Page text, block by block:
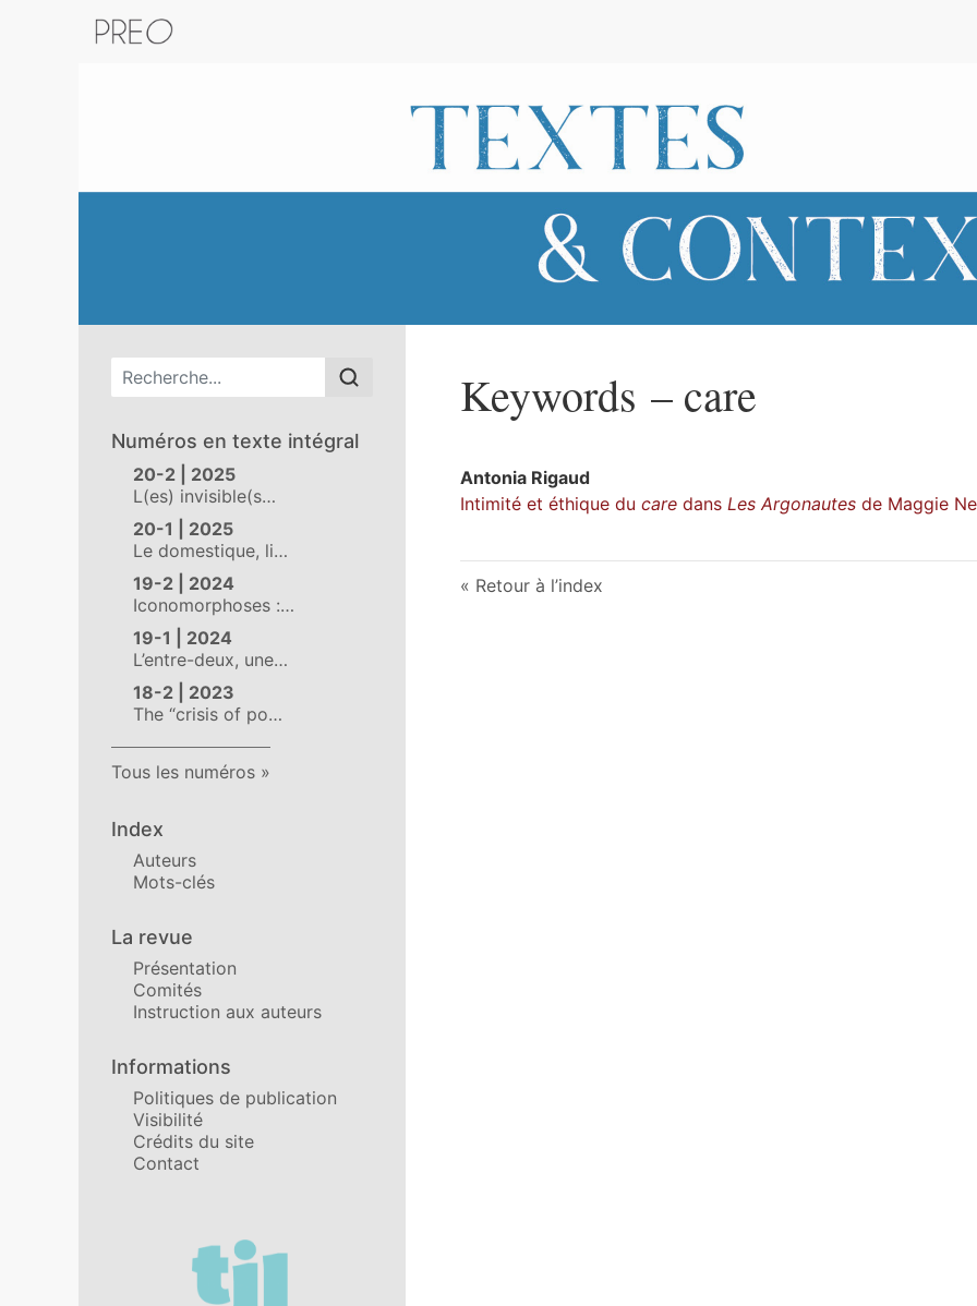
Menu principal
Numéros en texte intégral
20-2 | 2025
L(es) invisible(s…
20-1 | 2025
Le domestique, li…
19-2 | 2024
Iconomorphoses :…
19-1 | 2024
L’entre-deux, une…
18-2 | 2023
The “crisis of po…
Tous les numéros
Index
Auteurs
Mots-clés
La revue
Présentation
Comités
Instruction aux auteurs
Informations
Politiques de publication
Visibilité
Crédits du site
Contact
Affiliations/partenaires
Keywords – care
Antonia Rigaud
Intimité et éthique du care dans Les Argonautes de Maggie
Retour à l’index